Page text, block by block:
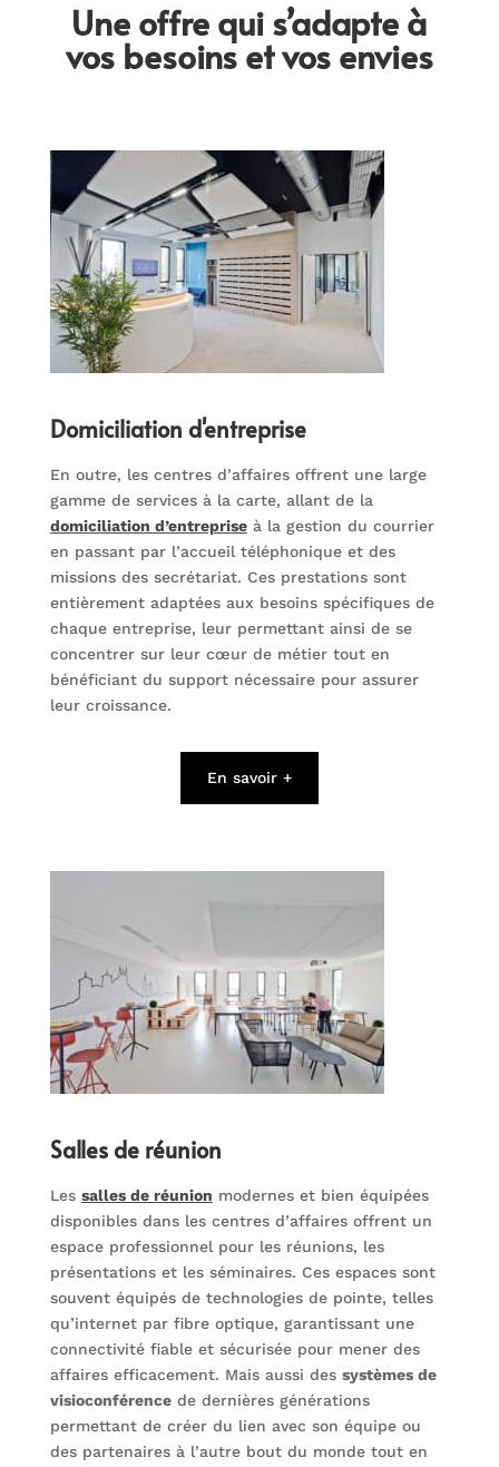
Une offre qui s’adapte à
vos besoins et vos envies
Domiciliation d'entreprise
En outre, les centres d’affaires offrent une large
gamme de services à la carte, allant de la
domiciliation d’entrepriseà la gestion du courrier
en passant par l’accueil téléphonique et des
missions des secrétariat. Ces prestations sont
entièrement adaptées aux besoins spécifiques de
chaque entreprise, leur permettant ainsi de se
concentrer sur leur cœur de métier tout en
bénéficiant du support nécessaire pour assurer
leur croissance.
En savoir +
Salles de réunion
Les salles de réunion modernes et bien équipées
disponibles dans les centres d’affaires offrent un
espace professionnel pour les réunions, les
présentations et les séminaires. Ces espaces sont
souvent équipés de technologies de pointe, telles
qu’internet par fibre optique, garantissant une
connectivité fiable et sécurisée pour mener des
affaires efficacement. Mais aussi des systèmes de
visioconférencede dernières générations
permettant de créer du lien avec son équipe ou
des partenaires à l’autre bout du monde tout en